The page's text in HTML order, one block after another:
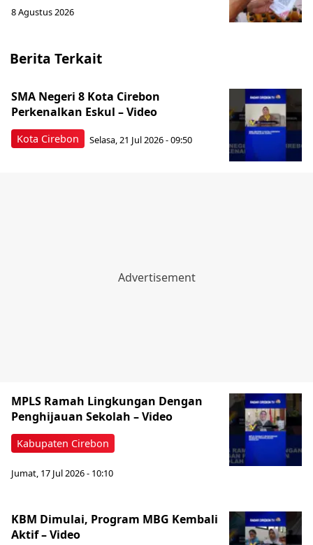
8 Agustus 2026
Berita Terkait
Kota Cirebon
SMA Negeri 8 Kota Cirebon
Perkenalkan Eskul – Video
Selasa, 21 Jul 2026 - 09:50
Kabupaten Cirebon
MPLS Ramah Lingkungan Dengan
Penghijauan Sekolah – Video
Jumat, 17 Jul 2026 - 10:10
KBM Dimulai, Program MBG Kembali
Aktif – Video